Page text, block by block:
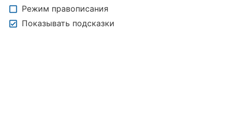
Режим правописания
Показывать подсказки